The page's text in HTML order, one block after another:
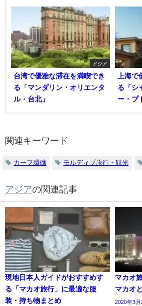
アジア
台湾で優雅な滞在を満喫でき
る「マンダリン・オリエンタ
ル・台北」
上海
る「シ
ー・プ
関連キーワード
カーフ環礁 モルディブ旅行・観光
アジアの関連記事
現地日本人ガイドがおすすめす
る「マカオ旅行」に最適な服
装・持ち物まとめ
マカオ
マカオ
2020年3月